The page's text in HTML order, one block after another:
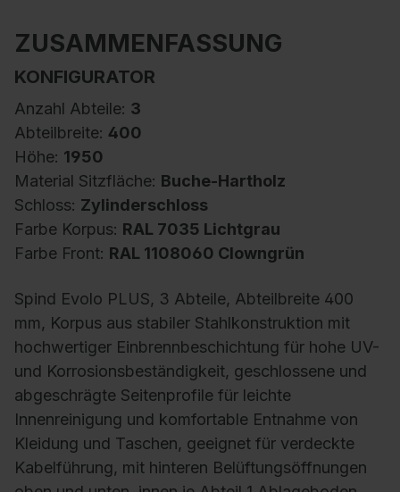
ZUSAMMENFASSUNG
KONFIGURATOR
Anzahl Abteile: 3
Abteilbreite: 400
Höhe: 1950
Material Sitzfläche: Buche-Hartholz
Schloss: Zylinderschloss
Farbe Korpus: RAL 7035 Lichtgrau
Farbe Front: RAL 1108060 Clowngrün
Spind Evolo PLUS, 3 Abteile, Abteilbreite 400
mm, Korpus aus stabiler Stahlkonstruktion mit
hochwertiger Einbrennbeschichtung für hohe UV-
und Korrosionsbeständigkeit, geschlossene und
abgeschrägte Seitenprofile für leichte
Innenreinigung und komfortable Entnahme von
Kleidung und Taschen, geeignet für verdeckte
Kabelführung, mit hinteren Belüftungsöffnungen